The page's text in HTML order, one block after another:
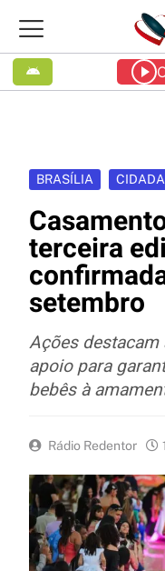
BRASÍLIA
terceira
setembro
Ações
apoio para
bebês à
Rádio Redentor